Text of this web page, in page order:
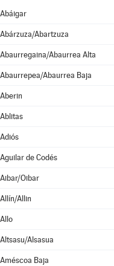
Abáigar
Abárzuza/Abartzuza
Abaurregaina/Abaurrea Alta
Abaurrepea/Abaurrea Baja
Aberin
Ablitas
Adiós
Aguilar de Codés
Aibar/Oibar
Allín/Allin
Allo
Altsasu/Alsasua
Améscoa Baja